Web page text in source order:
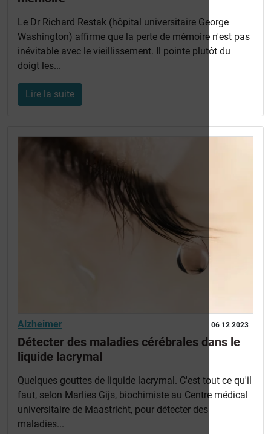
Le Dr Richard Restak (hôpital universitaire George
Washington) affirme que la perte de mémoire n'est pas
inévitable avec le vieillissement. Il pointe plutôt du
doigt les...
Lire la suite
06 12 2023
Alzheimer
Détecter des maladies cérébrales dans le
liquide lacrymal
Quelques gouttes de liquide lacrymal. C'est tout ce qu'il
faut, selon Marlies Gijs, biochimiste au Centre médical
universitaire de Maastricht, pour détecter des
maladies...